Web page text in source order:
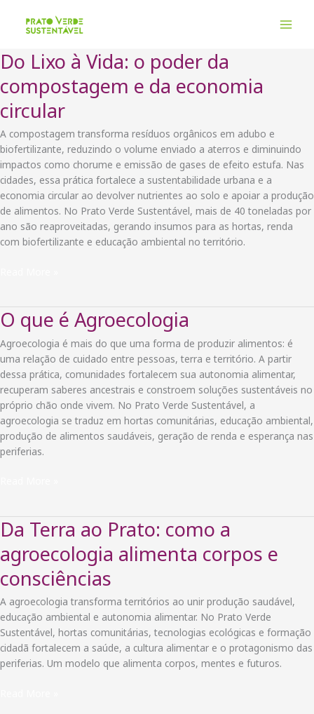
conteúdo
Do Lixo à Vida: o poder da
compostagem e da economia
circular
A compostagem transforma resíduos orgânicos em adubo e
biofertilizante, reduzindo o volume enviado a aterros e diminuindo
impactos como chorume e emissão de gases de efeito estufa. Nas
cidades, essa prática fortalece a sustentabilidade urbana e a
economia circular ao devolver nutrientes ao solo e apoiar a produção
de alimentos. No Prato Verde Sustentável, mais de 40 toneladas por
ano são reaproveitadas, gerando insumos para as hortas, renda
com biofertilizante e educação ambiental no território.
Vida:
poder
da
compostagem
e
da
economia
circular
O que é Agroecologia
Agroecologia é mais do que uma forma de produzir alimentos: é
uma relação de cuidado entre pessoas, terra e território. A partir
dessa prática, comunidades fortalecem sua autonomia alimentar,
recuperam saberes ancestrais e constroem soluções sustentáveis no
próprio chão onde vivem. No Prato Verde Sustentável, a
agroecologia se traduz em hortas comunitárias, educação ambiental,
produção de alimentos saudáveis, geração de renda e esperança nas
periferias.
Agroecologia
Da Terra ao Prato: como a
agroecologia alimenta corpos e
consciências
A agroecologia transforma territórios ao unir produção saudável,
educação ambiental e autonomia alimentar. No Prato Verde
Sustentável, hortas comunitárias, tecnologias ecológicas e formação
cidadã fortalecem a saúde, a cultura alimentar e o protagonismo das
periferias. Um modelo que alimenta corpos, mentes e futuros.